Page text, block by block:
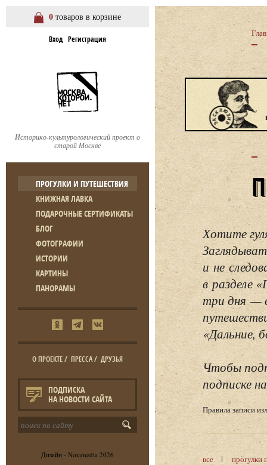
0 товаров в корзине
Вход Регистрация
Историко-культурологический проект о
старой Москве
ПРОГУЛКИ И ПУТЕШЕСТВИЯ
КНИЖНАЯ ЛАВКА
ПОДАРОЧНЫЕ СЕРТИФИКАТЫ
БЛОГ
ФОТОГРАФИИ
ИСТОРИИ
КАРТИНЫ
ПАНОРАМЫ
О ПРОЕКТЕ/ ПРЕССА/ ДРУЗЬЯ
ПОДПИСКА
НА НОВОСТИ САЙТА
Дизайн - Notamedia 2026
Хотите
и не
в разделе
три дня —
«Дальние,
Чтобы
подписке
Правила записи
все прогулки